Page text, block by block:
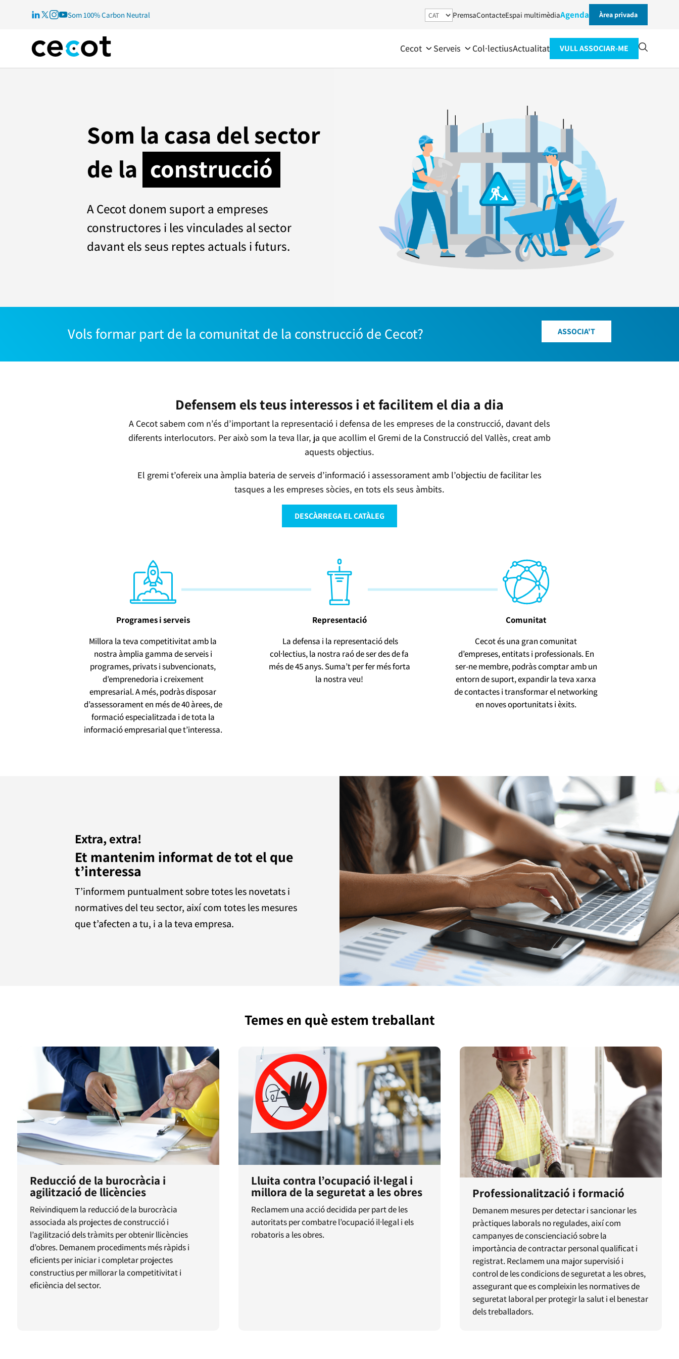
Som 100% Carbon Neutral PremsaContacteEspai multimèdiaAgenda Àrea privada
Cecot Serveis Col·lectiusActualitat VULL ASSOCIAR-ME
Som la casa del sector
de la construcció
A Cecot donem suport a empreses
constructores i les vinculades al sector
davant els seus reptes actuals i futurs.
Vols formar part de la comunitat de la construcció de Cecot? ASSOCIA'T
Defensem els teus interessos i et facilitem el dia a dia
A Cecot sabem com n’és d’important la representació i defensa de les empreses de la construcció, davant dels
diferents interlocutors. Per això som la teva llar, ja que acollim el Gremi de la Construcció del Vallès, creat amb
aquests objectius.
El gremi t’ofereix una àmplia bateria de serveis d’informació i assessorament amb l’objectiu de facilitar les
tasques a les empreses sòcies, en tots els seus àmbits.
DESCÀRREGA EL CATÀLEG
Programes i serveis
Millora la teva competitivitat amb la
nostra àmplia gamma de serveis i
programes, privats i subvencionats,
d’emprenedoria i creixement
empresarial. A més, podràs disposar
d’assessorament en més de 40 àrees, de
formació especialitzada i de tota la
informació empresarial que t’interessa.
Representació
La defensa i la representació dels
col·lectius, la nostra raó de ser des de fa
més de 45 anys. Suma’t per fer més forta
la nostra veu!
Comunitat
Cecot és una gran comunitat
d’empreses, entitats i professionals. En
ser-ne membre, podràs comptar amb un
entorn de suport, expandir la teva xarxa
de contactes i transformar el networking
en noves oportunitats i èxits.
Extra, extra!
Et mantenim informat de tot el que
t’interessa
T’informem puntualment sobre totes les novetats i
normatives del teu sector, així com totes les mesures
que t­’afecten a tu, i a la teva empresa.
Temes en què estem treballant
Reducció de la burocràcia i
agilització de llicències
Reivindiquem la reducció de la burocràcia
associada als projectes de construcció i
l’agilització dels tràmits per obtenir llicències
d’obres. Demanem procediments més ràpids i
eficients per iniciar i completar projectes
constructius per millorar la competitivitat i
eficiència del sector.
Lluita contra l’ocupació il·legal i
millora de la seguretat a les obres
Reclamem una acció decidida per part de les
autoritats per combatre l’ocupació il·legal i els
robatoris a les obres.
Professionalització i formació
Demanem mesures per detectar i sancionar les
pràctiques laborals no regulades, així com
campanyes de conscienciació sobre la
importància de contractar personal qualificat i
registrat. Reclamem una major supervisió i
control de les condicions de seguretat a les obres,
assegurant que es compleixin les normatives de
seguretat laboral per protegir la salut i el benestar
dels treballadors.